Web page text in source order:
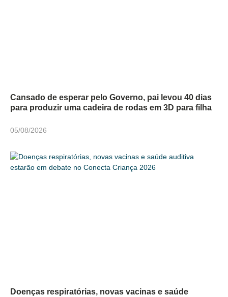
Cansado de esperar pelo Governo, pai levou 40 dias
para produzir uma cadeira de rodas em 3D para filha
05/08/2026
Doenças respiratórias, novas vacinas e saúde